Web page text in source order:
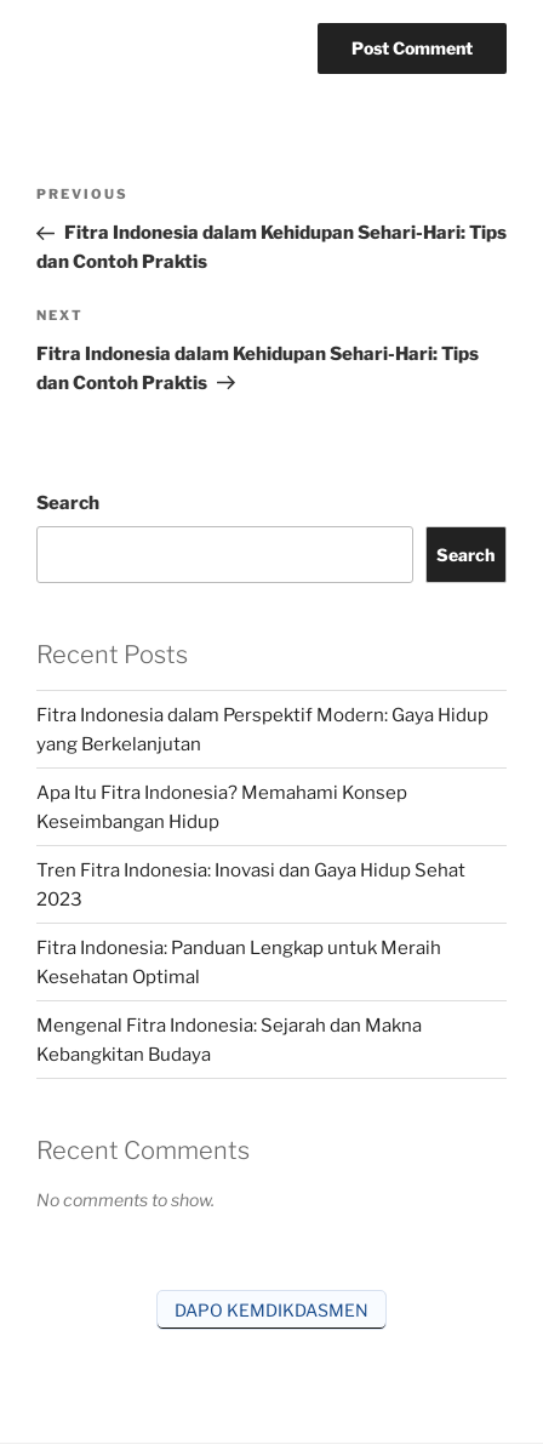
Previous
Post
PREVIOUS
Fitra Indonesia dalam Kehidupan Sehari-Hari: Tips
dan Contoh Praktis
Next
Post
NEXT
Fitra Indonesia dalam Kehidupan Sehari-Hari: Tips
dan Contoh Praktis
Search
Search
Recent Posts
Fitra Indonesia dalam Perspektif Modern: Gaya Hidup
yang Berkelanjutan
Apa Itu Fitra Indonesia? Memahami Konsep
Keseimbangan Hidup
Tren Fitra Indonesia: Inovasi dan Gaya Hidup Sehat
2023
Fitra Indonesia: Panduan Lengkap untuk Meraih
Kesehatan Optimal
Mengenal Fitra Indonesia: Sejarah dan Makna
Kebangkitan Budaya
Recent Comments
No comments to show.
DAPO KEMDIKDASMEN